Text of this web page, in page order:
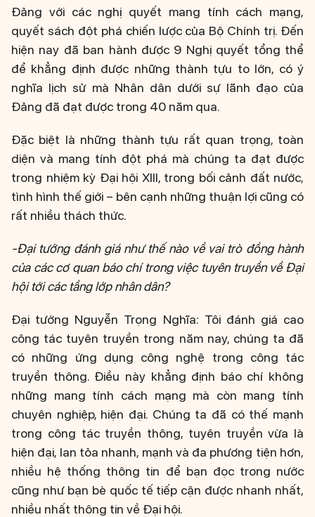
Đảng với các nghị quyết mang tính cách mạng,
quyết sách đột phá chiến lược của Bộ Chính trị. Đến
hiện nay đã ban hành được 9 Nghị quyết tổng thể
để khẳng định được những thành tựu to lớn, có ý
nghĩa lịch sử mà Nhân dân dưới sự lãnh đạo của
Đảng đã đạt được trong 40 năm qua.
Đặc biệt là những thành tựu rất quan trọng, toàn
diện và mang tính đột phá mà chúng ta đạt được
trong nhiệm kỳ Đại hội XIII, trong bối cảnh đất nước,
tình hình thế giới – bên cạnh những thuận lợi cũng có
rất nhiều thách thức.
-Đại tướng đánh giá như thế nào về vai trò đồng hành
của các cơ quan báo chí trong việc tuyên truyền về Đại
hội tới các tầng lớp nhân dân?
Đại tướng Nguyễn Trọng Nghĩa: Tôi đánh giá cao
công tác tuyên truyền trong năm nay, chúng ta đã
có những ứng dụng công nghệ trong công tác
truyền thông. Điều này khẳng định báo chí không
những mang tính cách mạng mà còn mang tính
chuyên nghiệp, hiện đại. Chúng ta đã có thế mạnh
trong công tác truyền thông, tuyên truyền vừa là
hiện đại, lan tỏa nhanh, mạnh và đa phương tiện hơn,
nhiều hệ thống thông tin để bạn đọc trong nước
cũng như bạn bè quốc tế tiếp cận được nhanh nhất,
nhiều nhất thông tin về Đại hội.